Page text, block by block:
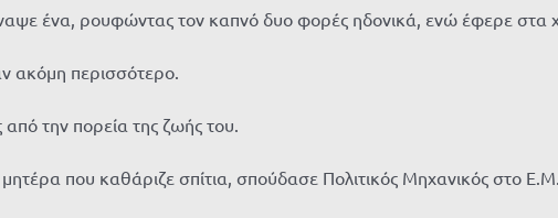
ένα, ρουφώντας τον καπνό δυο φορές ηδονικά, ενώ έφερε στα
ακόμη περισσότερο.
την πορεία της ζωής του.
που καθάριζε σπίτια, σπούδασε Πολιτικός Μηχανικός στο